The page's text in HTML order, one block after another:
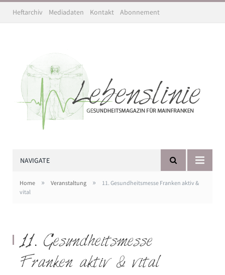
Heftarchiv Mediadaten Kontakt Abonnement
NAVIGATE
Home » Veranstaltung »
11. Gesundheitsmesse Franken aktiv &
vital
11. Gesundheitsmesse
Franken aktiv & vital